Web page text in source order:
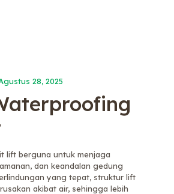
28, 2025
lift berguna untuk menjaga
dan keandalan gedung
yang tepat, struktur lift
akibat air, sehingga lebih